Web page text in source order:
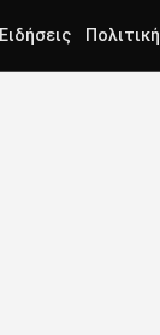
Ειδήσεις Πολιτική